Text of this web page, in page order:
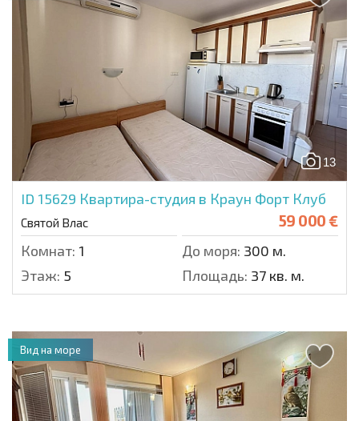
13
ID 15629 Квартира-студия в Краун Форт Клуб
Святой Влас 59 000 €
Комнат: 1 До моря: 300 м.
Этаж: 5 Площадь: 37 кв. м.
Вид на море